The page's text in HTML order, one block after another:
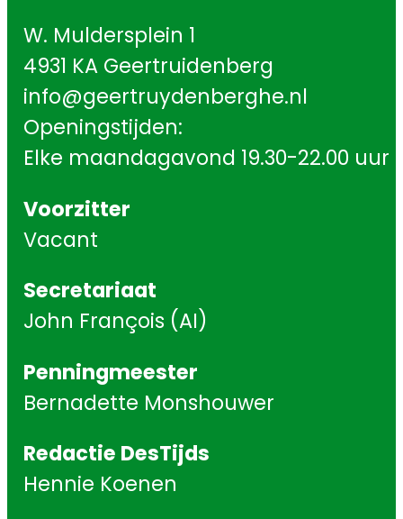
W. Muldersplein 1
4931 KA Geertruidenberg
info@geertruydenberghe.nl
Openingstijden:
Elke maandagavond 19.30-22.00 uur
Voorzitter
Vacant
Secretariaat
John François (AI)
Penningmeester
Bernadette Monshouwer
Redactie DesTijds
Hennie Koenen